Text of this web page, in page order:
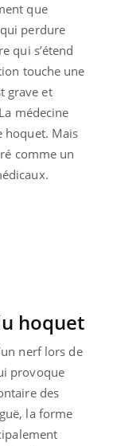
que
perdure
qui s’étend
touche une
grave et
médecine
hoquet. Mais
comme un
hoquet
nerf lors de
provoque
des
la forme